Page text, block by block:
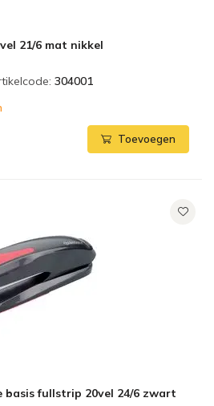
21/6 mat nikkel
304001
Toevoegen
fullstrip 20vel 24/6 zwart